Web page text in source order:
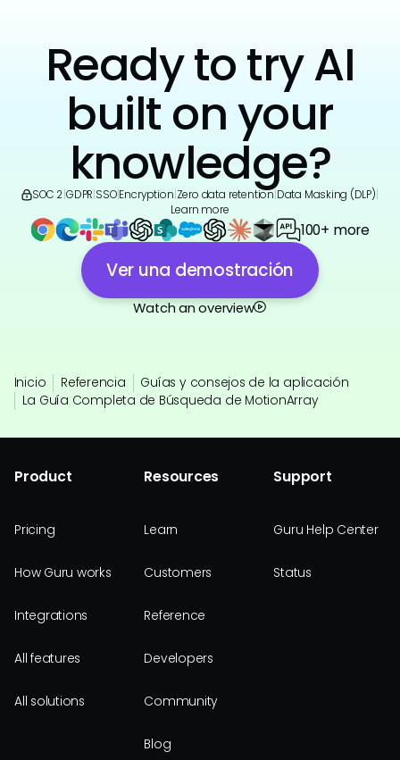
Ready to try AI
built on your
knowledge?
SOC 2 GDPR SSO|Encryption Zero data retention Data Masking (DLP)
Learn more
100+ more
Ver una demostración
Watch an overview
Inicio Referencia
Guías y consejos de la aplicación
La Guía Completa de Búsqueda de MotionArray
Product
Pricing
How Guru works
Integrations
All features
All solutions
Resources
Learn
Customers
Reference
Developers
Community
Blog
Support
Guru Help Center
Status